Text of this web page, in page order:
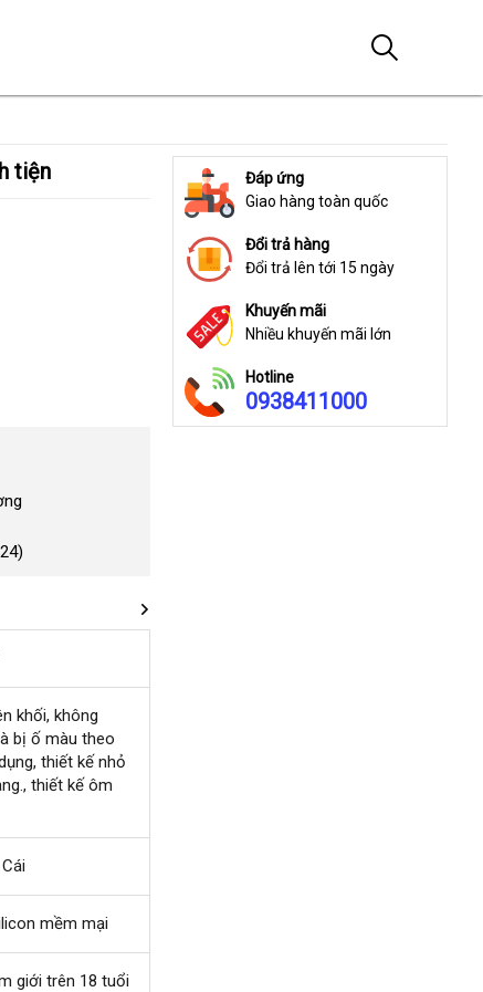
tiện
khốimới
nhất
, không
bị ố màu theo
xuất
xứ
, thiết kế nhỏ
hướng
, thiết kế ôm
mềm mại
giới trên 18 tuổi
Đáp ứng
Giao hàng toàn quốc
Đổi trả hàng
Đổi trả lên tới 15 ngày
Khuyến mãi
Nhiều khuyến mãi lớn
Hotline
0938411000